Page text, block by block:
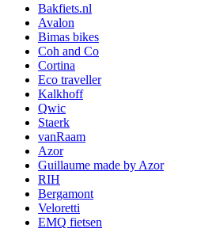
Bakfiets.nl
Avalon
Bimas bikes
Coh and Co
Cortina
Eco traveller
Kalkhoff
Qwic
Staerk
vanRaam
Azor
Guillaume made by Azor
RIH
Bergamont
Veloretti
EMQ fietsen